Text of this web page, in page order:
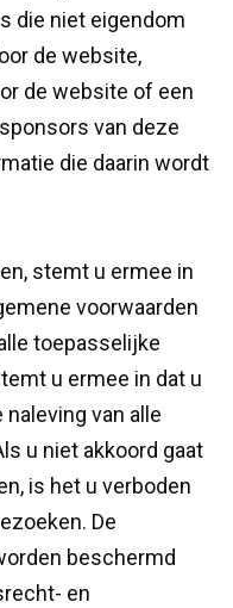
die niet eigendom
de website,
de website of een
van deze
die daarin wordt
stemt u ermee in
voorwaarden
toepasselijke
u ermee in dat u
van alle
u niet akkoord gaat
is het u verboden
De
beschermd
en